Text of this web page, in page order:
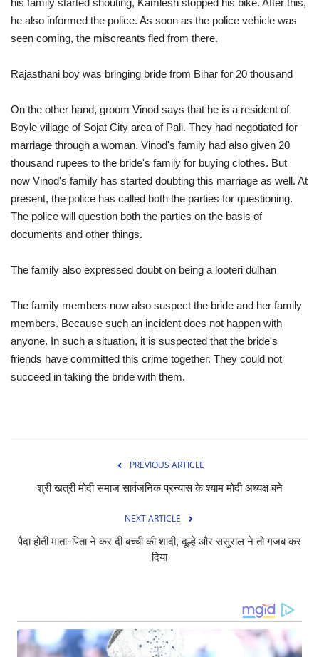
his family started shouting, Kamlesh stopped his bike. After this,
he also informed the police. As soon as the police vehicle was
seen coming, the miscreants fled from there.
Rajasthani boy was bringing bride from Bihar for 20 thousand
On the other hand, groom Vinod says that he is a resident of
Boyle village of Sojat City area of ​​Pali. They had negotiated for
marriage through a woman. Vinod's family had also given 20
thousand rupees to the bride's family for buying clothes. But
now Vinod's family has started doubting this marriage as well. At
present, the police has called both the parties for questioning.
The police will question both the parties on the basis of
documents and other things.
The family also expressed doubt on being a looteri dulhan
The family members now also suspect the bride and her family
members. Because such an incident does not happen with
anyone. In such a situation, it is suspected that the bride's
friends have committed this crime together. They could not
succeed in taking the bride with them.
PREVIOUS ARTICLE
श्री खत्री मोदी समाज सार्वजनिक प्रन्यास के श्याम मोदी अध्यक्ष बने
NEXT ARTICLE
पैदा होती माता-पिता ने कर दी बच्ची की शादी, दूल्हे और ससुराल ने तो गजब कर
दिया